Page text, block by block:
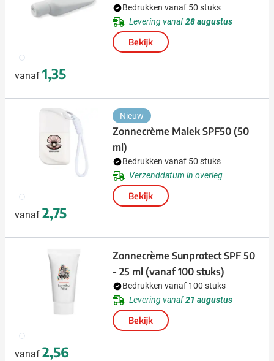
002
vanaf 1,35
Bedrukken vanaf 50 stuks
Levering vanaf28 augustus
Bekijk
002
vanaf 2,75
Nieuw
Zonnecrème Malek SPF50 (50
ml)
Bedrukken vanaf 50 stuks
Verzenddatum in overleg
Bekijk
002
vanaf 2,56
Zonnecrème Sunprotect SPF 50
- 25 ml (vanaf 100 stuks)
Bedrukken vanaf 100 stuks
Levering vanaf21 augustus
Bekijk